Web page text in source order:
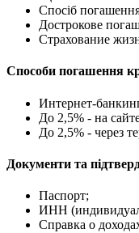
Спосіб
Дострокове
Страхование
Способи погашення
Интернет-
До 2,5% - на
До 2,5% - через
Документи та
Паспорт;
ИНН
Справка о